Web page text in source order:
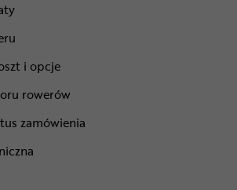
i opcje
rowerów
zamówienia